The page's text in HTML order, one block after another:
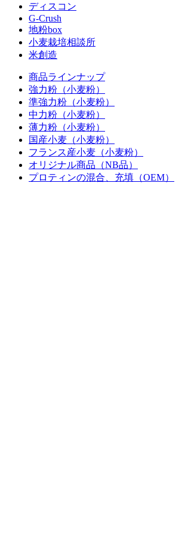
ディスコン
G-Crush
地粉box
小麦栽培相談所
米創造
商品ラインナップ
強力粉（小麦粉）
準強力粉（小麦粉）
中力粉（小麦粉）
薄力粉（小麦粉）
国産小麦（小麦粉）
フランス産小麦（小麦粉）
オリジナル商品（NB品）
プロティンの混合、充填（OEM）